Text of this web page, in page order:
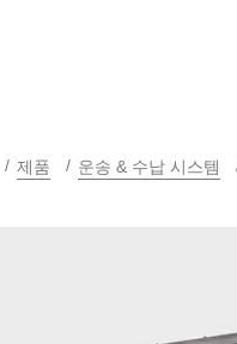
제품 운송 & 수납 시스템